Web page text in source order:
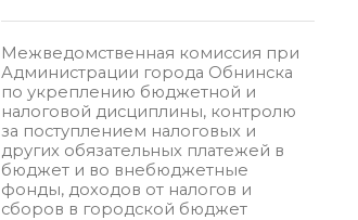
Межведомственная комиссия при
Администрации города Обнинска
по укреплению бюджетной и
налоговой дисциплины, контролю
за поступлением налоговых и
других обязательных платежей в
бюджет и во внебюджетные
фонды, доходов от налогов и
сборов в городской бюджет